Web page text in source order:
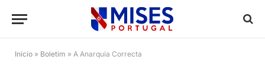
Início » Boletim » A Anarquia Correcta